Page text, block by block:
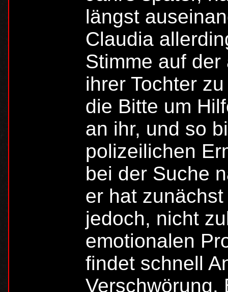
längst
Claudia
Stimme auf
ihrer Tochter
die Bitte um
an ihr, und so
polizeilichen
bei der Suche
er hat
jedoch, nicht
emotionalen
findet schnell
Verschwörung.